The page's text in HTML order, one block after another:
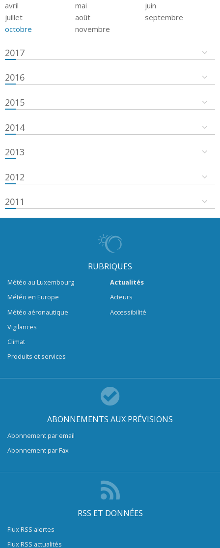
avril
mai
juin
juillet
août
septembre
octobre
novembre
2017
2016
2015
2014
2013
2012
2011
RUBRIQUES
Météo au Luxembourg
Météo en Europe
Météo aéronautique
Vigilances
Climat
Produits et services
Actualités
Acteurs
Accessibilité
ABONNEMENTS AUX PRÉVISIONS
Abonnement par email
Abonnement par Fax
RSS ET DONNÉES
Flux RSS alertes
Flux RSS actualités